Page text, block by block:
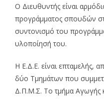
Ο Διευθυντής είναι
προγράμματος σπουδών
συντονισμό του
υλοποίησή του.
Η Ε.Δ.Ε. είναι επταμελής,
δύο Τμημάτων που
Δ.Π.Μ.Σ. Το τμήμα Αγωγής